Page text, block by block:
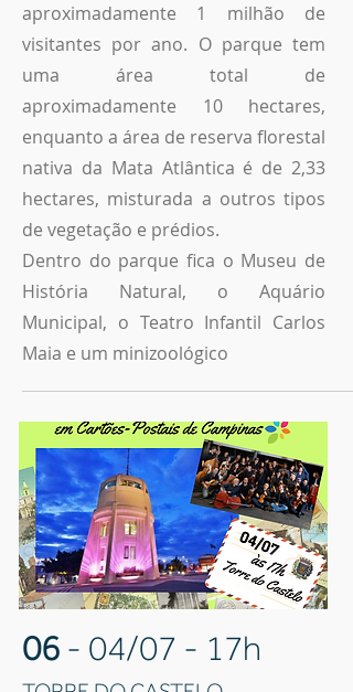
aproximadamente 1 milhão de
visitantes por ano. O parque tem
uma área total de
aproximadamente 10 hectares,
enquanto a área de reserva florestal
nativa da Mata Atlântica é de 2,33
hectares, misturada a outros tipos
de vegetação e prédios.
Dentro do parque fica o Museu de
História Natural, o Aquário
Municipal, o Teatro Infantil Carlos
Maia e um minizoológico
06 - 04/07 - 17h